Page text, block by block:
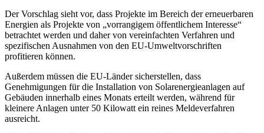
Der Vorschlag sieht vor, dass Projekte im Bereich der erneuerbaren
Energien als Projekte von „vorrangigem öffentlichem Interesse“
betrachtet werden und daher von vereinfachten Verfahren und
spezifischen Ausnahmen von den EU-Umweltvorschriften
profitieren können.
Außerdem müssen die EU-Länder sicherstellen, dass
Genehmigungen für die Installation von Solarenergieanlagen auf
Gebäuden innerhalb eines Monats erteilt werden, während für
kleinere Anlagen unter 50 Kilowatt ein reines Meldeverfahren
ausreicht.